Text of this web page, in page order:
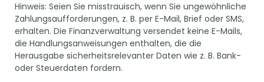
Hinweis: Seien Sie misstrauisch, wenn Sie ungewöhnliche
Zahlungsaufforderungen, z. B. per E-Mail, Brief oder SMS,
erhalten. Die Finanzverwaltung versendet keine E-Mails,
die Handlungsanweisungen enthalten, die die
Herausgabe sicherheitsrelevanter Daten wie z. B. Bank-
oder Steuerdaten fordern.